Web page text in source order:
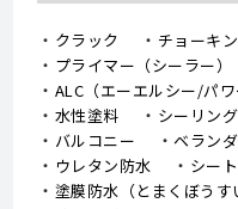
クラック チョーキ
プライマー（シーラー）
ALC（エーエルシー/パワ
水性塗料
シーリン
バルコニー
ベランダ
ウレタン防水
シー
塗膜防水（とまくぼうす